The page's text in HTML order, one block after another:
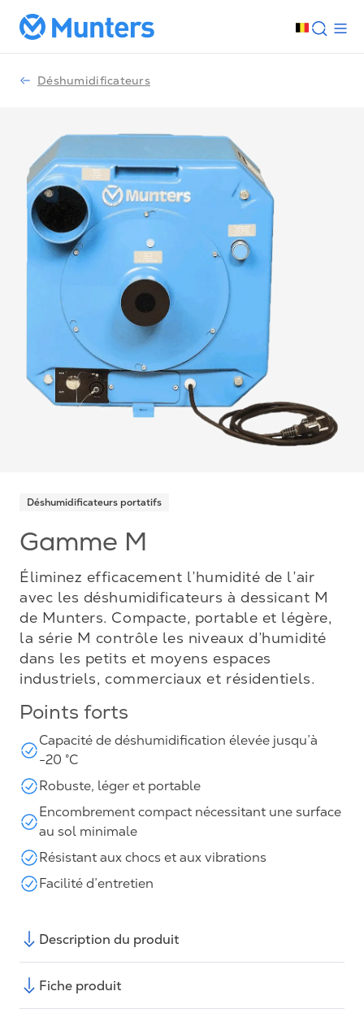
Déshumidificateurs
Déshumidificateurs portatifs
Gamme M
Éliminez efficacement l’humidité de l’air
avec les déshumidificateurs à dessicant M
de Munters. Compacte, portable et légère,
la série M contrôle les niveaux d’humidité
dans les petits et moyens espaces
industriels, commerciaux et résidentiels.
Points forts
Capacité de déshumidification élevée jusqu’à
-20 °C
Robuste, léger et portable
Encombrement compact nécessitant une surface
au sol minimale
Résistant aux chocs et aux vibrations
Facilité d’entretien
Description du produit
Fiche produit